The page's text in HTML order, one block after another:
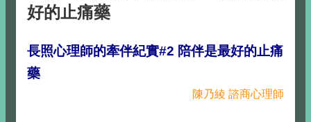
好的止痛藥
長照心理師的牽伴紀實#2 陪伴是最好的止痛
藥
陳乃綾 諮商心理師